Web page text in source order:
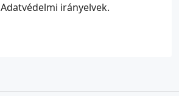
Adatvédelmi irányelvek.